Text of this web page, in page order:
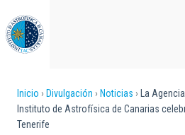
al
contenido
principal
Sobrescribir
enlaces
Inicio Divulgación Noticias
La
Instituto de Astrofísica de Canarias
Tenerife